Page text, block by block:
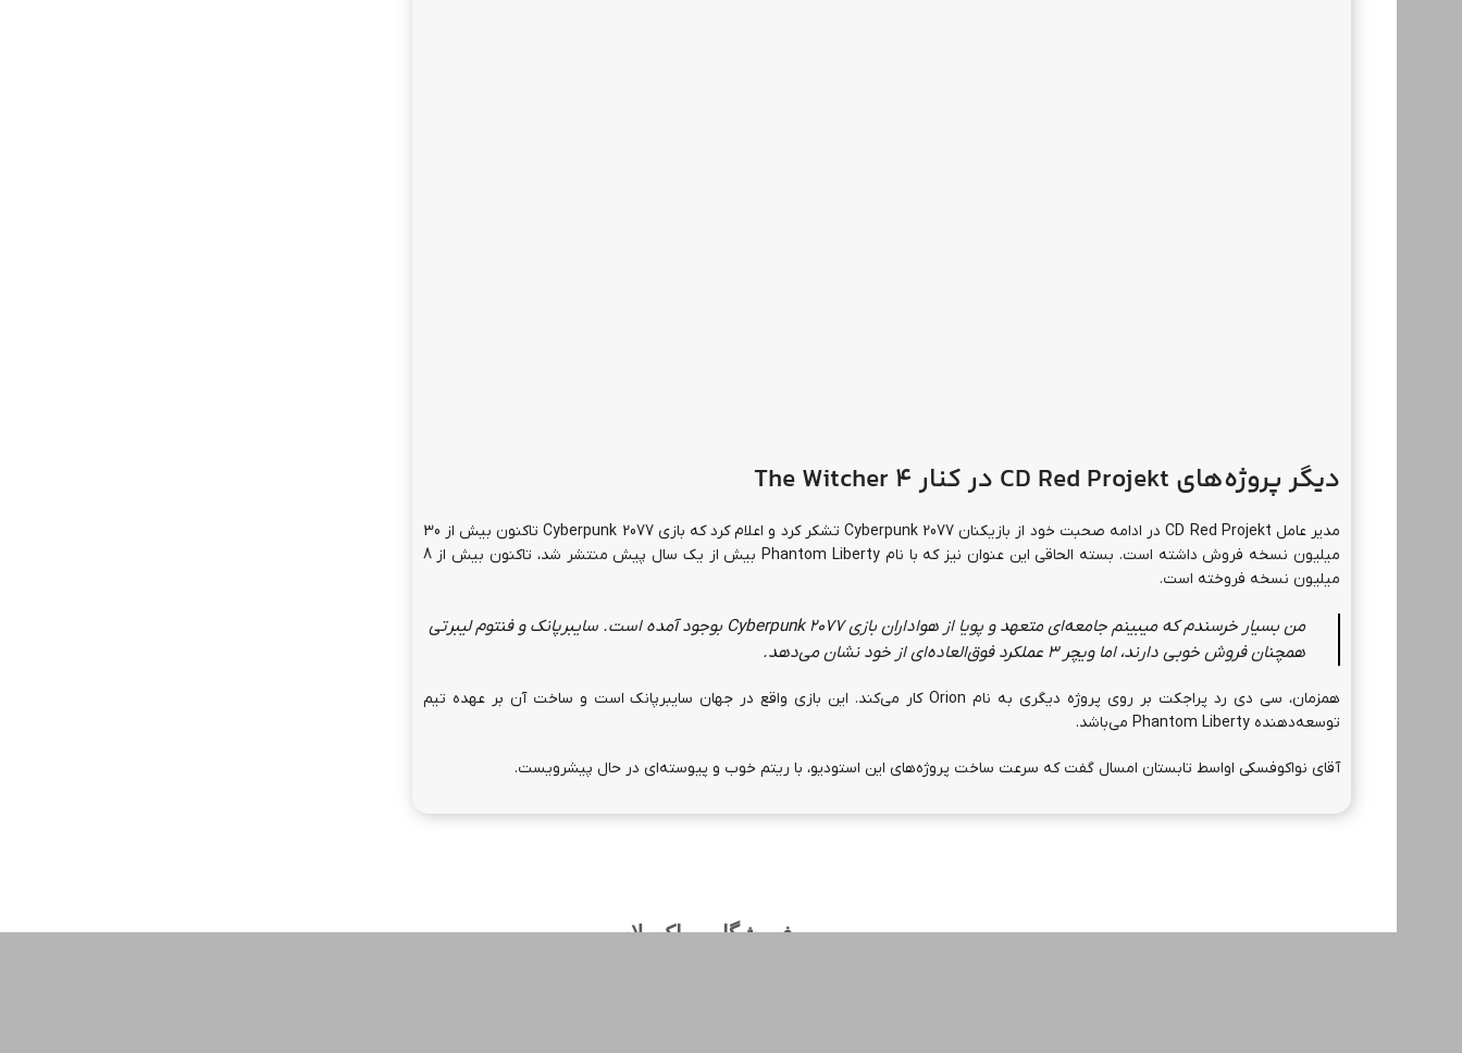
دیگر پروژه‌های CD Red Projekt در کنارThe Witcher 4
مدیر عامل CD Red Projekt در ادامه صحبت خود از بازیکنان Cyberpunk 2077 تشکر کرد و اعلام کرد که بازی Cyberpunk 2077 تاکنون بیش از 30
میلیون نسخه فروش داشته است. بسته الحاقی این عنوان نیز که با نام Phantom Liberty بیش از یک سال پیش منتشر شد، تاکنون بیش از 8
میلیون نسخه فروخته است.
من بسیار خرسندم که میبینم جامعه‌ای متعهد و پویا از هواداران بازیCyberpunk 2077 بوجود آمده است. سایبرپانک و فنتوم لیبرتی
همچنان فروش خوبی دارند، اما ویچر 3 عملکرد فوق‌العاده‌ای از خود نشان می‌دهد.
همزمان، سی دی رد پراجکت بر روی پروژه دیگری به نام Orion کار می‌کند. این بازی واقع در جهان سایبرپانک است و ساخت آن بر عهده تیم
توسعه‌دهنده Phantom Liberty می‌باشد.
آقای نواکوفسکی اواسط تابستان امسال گفت که سرعت ساخت پروژه‌های این استودیو، با ریتم خوب و پیوسته‌ای در حال پیشرویست.
فروشگاه ویپاک پلاس